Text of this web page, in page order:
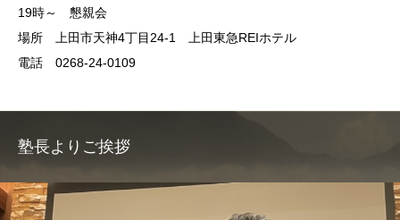
19時～ 懇親会
場所 上田市天神4丁目24-1 上田東急REIホテル
電話 0268-24-0109
塾長よりご挨拶